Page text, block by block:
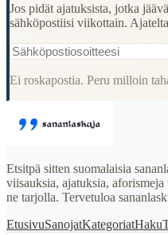
Jos pidät ajatuksista, jotka
sähköpostiisi viikottain.
Ei roskapostia. Peru milloin
Etsitpä sitten suomalaisia
viisauksia, ajatuksia,
ne tarjolla. Tervetuloa
EtusivuSanojatKategoriatHaku